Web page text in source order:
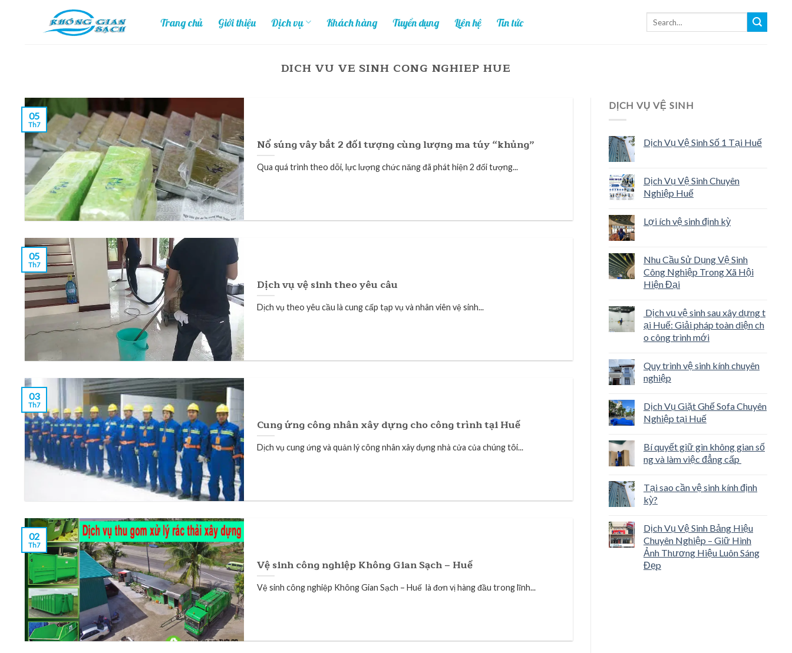
Trang chủ Giới thiệu Dịch vụ Khách hàng Tuyển dụng Liên hệ Tin tức
DICH VU VE SINH CONG NGHIEP HUE
Nổ súng vây bắt 2 đối tượng cùng lượng ma túy “khủng”
Qua quá trình theo dõi, lực lượng chức năng đã phát hiện 2 đối tượng...
05
Th7
Dịch vụ vệ sinh theo yêu câu
Dịch vụ theo yêu cầu là cung cấp tạp vụ và nhân viên vệ sinh...
05
Th7
Cung ứng công nhân xây dựng cho công trình tại Huế
Dịch vụ cung ứng và quản lý công nhân xây dựng nhà cửa của chúng tôi...
03
Th7
Vệ sinh công nghiệp Không Gian Sạch – Huế
Vệ sinh công nghiệp Không Gian Sạch – Huế là đơn vị hàng đầu trong lĩnh...
02
Th7
DỊCH VỤ VỆ SINH
Dịch Vụ Vệ Sinh Số 1 Tại Huế
Dịch Vụ Vệ Sinh Chuyên
Nghiệp Huế
Lợi ích vệ sinh định kỳ
Nhu Cầu Sử Dụng Vệ Sinh
Công Nghiệp Trong Xã Hội
Hiện Đại
Dịch vụ vệ sinh sau xây dựng t
ại Huế: Giải pháp toàn diện ch
o công trình mới
Quy trình vệ sinh kính chuyên
nghiệp
Dịch Vụ Giặt Ghế Sofa Chuyên
Nghiệp tại Huế
Bí quyết giữ gìn không gian số
ng và làm việc đẳng cấp
Tại sao cần vệ sinh kính định
kỳ?
Dịch Vụ Vệ Sinh Bảng Hiệu
Chuyên Nghiệp – Giữ Hình
Ảnh Thương Hiệu Luôn Sáng
Đẹp